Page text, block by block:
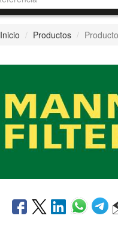
Inicio Productos Producto